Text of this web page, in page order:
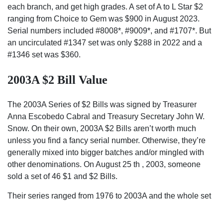
each branch, and get high grades. A set of A to L Star $2
ranging from Choice to Gem was $900 in August 2023.
Serial numbers included #8008*, #9009*, and #1707*. But
an uncirculated #1347 set was only $288 in 2022 and a
#1346 set was $360.
2003A $2 Bill Value
The 2003A Series of $2 Bills was signed by Treasurer
Anna Escobedo Cabral and Treasury Secretary John W.
Snow. On their own, 2003A $2 Bills aren’t worth much
unless you find a fancy serial number. Otherwise, they’re
generally mixed into bigger batches and/or mingled with
other denominations. On August 25 th , 2003, someone
sold a set of 46 $1 and $2 Bills.
Their series ranged from 1976 to 2003A and the whole set